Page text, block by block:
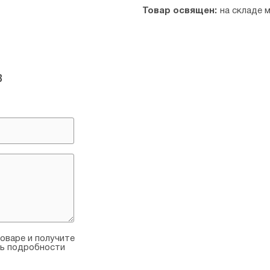
Товар освящен: на складе
и получите
подробности